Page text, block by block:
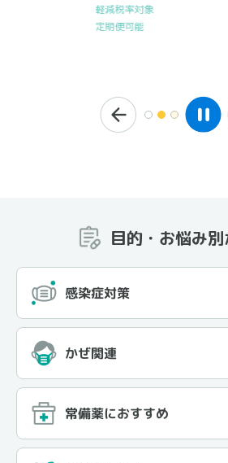
定期便可能
目的・お悩み
感染症対策
かぜ関連
常備薬におすすめ